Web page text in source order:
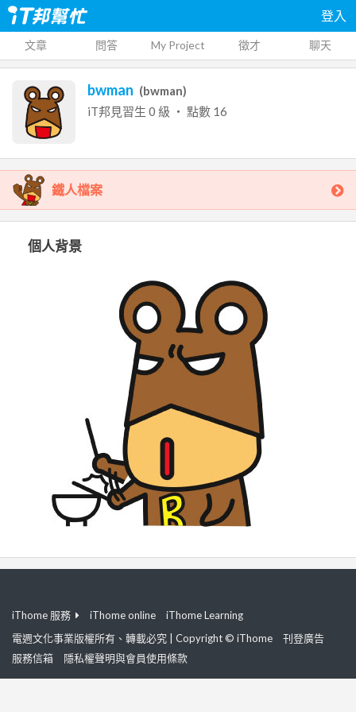
登入
文章 問答 My Project 徵才 聊天
bwman (bwman)
iT邦見習生 0 級 ‧ 點數 16
鐵人檔案
個人背景
iThome 服務 iThome online
iThome Learning
電週文化事業版權所有、轉載必究 | Copyright © iThome
刊登廣告
服務信箱
隱私權聲明與會員使用條款